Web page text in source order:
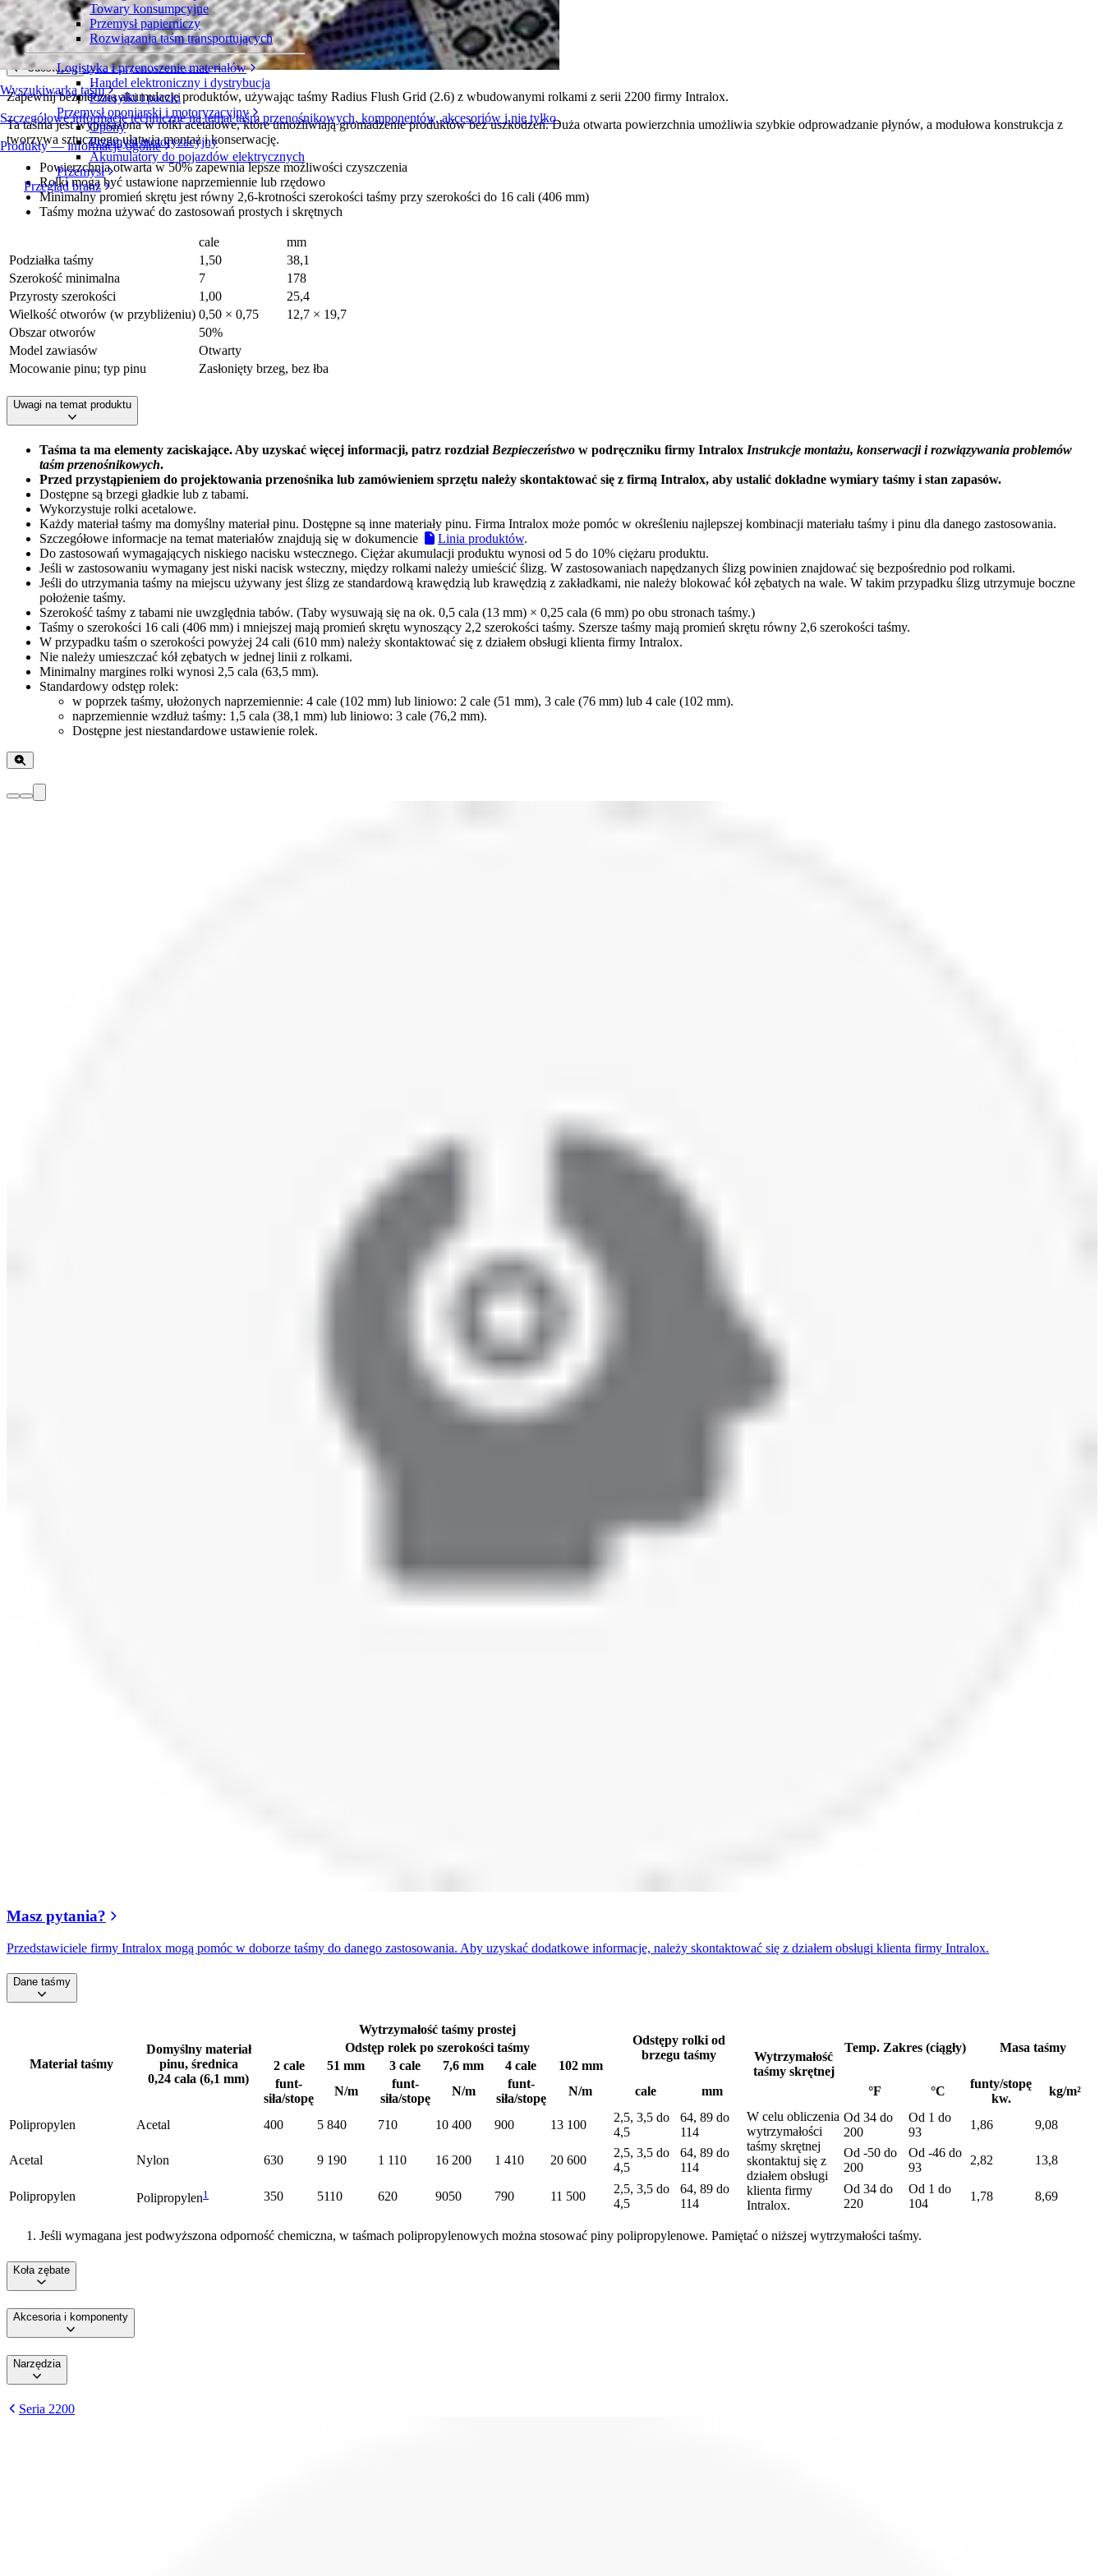
Wyszukiwarka taśm
Szczegółowe informacje techniczne na temat taśm przenośnikowych, komponentów, akcesoriów i nie tylko
Produkty — informacje ogólne
Towary konsumpcyjne
Przemysł papierniczy
Rozwiązania taśm transportujących
Logistyka i przenoszenie materiałów
Handel elektroniczny i dystrybucja
Przesyłki i paczki
Przemysł oponiarski i motoryzacyjny
Opony
Przemysł motoryzacyjny
Akumulatory do pojazdów elektrycznych
Przemysł
Przegląd branż
Radius Flush Grid (2.6) z wbudowanymi rolkami
Seria 2200
Udostępnij Złóż zapytanie ofertowe
Zapewnij bezpieczną akumulację produktów, używając taśmy Radius Flush Grid (2.6) z wbudowanymi rolkami z serii 2200 firmy Intralox.
Ta taśma jest wyposażona w rolki acetalowe, które umożliwiają gromadzenie produktów bez uszkodzeń. Duża otwarta powierzchnia umożliwia szybkie odprowadzanie płynów, a modułowa konstrukcja z
tworzywa sztucznego ułatwia montaż i konserwację.
Powierzchnia otwarta w 50% zapewnia lepsze możliwości czyszczenia
Rolki mogą być ustawione naprzemiennie lub rzędowo
Minimalny promień skrętu jest równy 2,6-krotności szerokości taśmy przy szerokości do 16 cali (406 mm)
Taśmy można używać do zastosowań prostych i skrętnych
cale
mm
Podziałka taśmy
1,50
38,1
Szerokość minimalna
7
178
Przyrosty szerokości
1,00
25,4
Wielkość otworów (w przybliżeniu) 0,50 × 0,75
12,7 × 19,7
Obszar otworów
50%
Model zawiasów
Otwarty
Mocowanie pinu; typ pinu
Zasłonięty brzeg, bez łba
Uwagi na temat produktu
Taśma ta ma elementy zaciskające. Aby uzyskać więcej informacji, patrz rozdział Bezpieczeństwo w podręczniku firmy Intralox Instrukcje montażu, konserwacji i rozwiązywania problemów
taśm przenośnikowych.
Przed przystąpieniem do projektowania przenośnika lub zamówieniem sprzętu należy skontaktować się z firmą Intralox, aby ustalić dokładne wymiary taśmy i stan zapasów.
Dostępne są brzegi gładkie lub z tabami.
Wykorzystuje rolki acetalowe.
Każdy materiał taśmy ma domyślny materiał pinu. Dostępne są inne materiały pinu. Firma Intralox może pomóc w określeniu najlepszej kombinacji materiału taśmy i pinu dla danego zastosowania.
Szczegółowe informacje na temat materiałów znajdują się w dokumencie
Linia produktów.
Do zastosowań wymagających niskiego nacisku wstecznego. Ciężar akumulacji produktu wynosi od 5 do 10% ciężaru produktu.
Jeśli w zastosowaniu wymagany jest niski nacisk wsteczny, między rolkami należy umieścić ślizg. W zastosowaniach napędzanych ślizg powinien znajdować się bezpośrednio pod rolkami.
Jeśli do utrzymania taśmy na miejscu używany jest ślizg ze standardową krawędzią lub krawędzią z zakładkami, nie należy blokować kół zębatych na wale. W takim przypadku ślizg utrzymuje boczne
położenie taśmy.
Szerokość taśmy z tabami nie uwzględnia tabów. (Taby wysuwają się na ok. 0,5 cala (13 mm) × 0,25 cala (6 mm) po obu stronach taśmy.)
Taśmy o szerokości 16 cali (406 mm) i mniejszej mają promień skrętu wynoszący 2,2 szerokości taśmy. Szersze taśmy mają promień skrętu równy 2,6 szerokości taśmy.
W przypadku taśm o szerokości powyżej 24 cali (610 mm) należy skontaktować się z działem obsługi klienta firmy Intralox.
Nie należy umieszczać kół zębatych w jednej linii z rolkami.
Minimalny margines rolki wynosi 2,5 cala (63,5 mm).
Standardowy odstęp rolek:
w poprzek taśmy, ułożonych naprzemiennie: 4 cale (102 mm) lub liniowo: 2 cale (51 mm), 3 cale (76 mm) lub 4 cale (102 mm).
naprzemiennie wzdłuż taśmy: 1,5 cala (38,1 mm) lub liniowo: 3 cale (76,2 mm).
Dostępne jest niestandardowe ustawienie rolek.
Masz pytania?
Przedstawiciele firmy Intralox mogą pomóc w doborze taśmy do danego zastosowania. Aby uzyskać dodatkowe informacje, należy skontaktować się z działem obsługi klienta firmy Intralox.
Dane taśmy
Materiał taśmy
Domyślny materiał
pinu, średnica
0,24 cala (6,1 mm)
Wytrzymałość taśmy prostej
Odstępy rolki od
brzegu taśmy
Wytrzymałość
taśmy skrętnej
Temp. Zakres (ciągły) Masa taśmy
Odstęp rolek po szerokości taśmy
2 cale
51 mm 3 cale 7,6 mm 4 cale
102 mm
funt-
siła/stopę
N/m
funt-
siła/stopę
N/m
funt-
siła/stopę
N/m cale mm °F °C
funty/stopę
kw.
kg/m²
Polipropylen Acetal 400 5 840 710 10 400 900 13 100
2,5, 3,5 do
4,5
64, 89 do
114
W celu obliczenia
wytrzymałości
taśmy skrętnej
skontaktuj się z
działem obsługi
klienta firmy
Intralox.
Od 34 do
200
Od 1 do
93
1,86 9,08
Acetal Nylon 630 9 190 1 110 16 200 1 410 20 600
2,5, 3,5 do
4,5
64, 89 do
114
Od -50 do
200
Od -46 do
93
2,82 13,8
Polipropylen Polipropylen1 350 5110 620 9050 790 11 500
2,5, 3,5 do
4,5
64, 89 do
114
Od 34 do
220
Od 1 do
104
1,78 8,69
Jeśli wymagana jest podwyższona odporność chemiczna, w taśmach polipropylenowych można stosować piny polipropylenowe. Pamiętać o niższej wytrzymałości taśmy.
Koła zębate
Akcesoria i komponenty
Narzędzia
Seria 2200